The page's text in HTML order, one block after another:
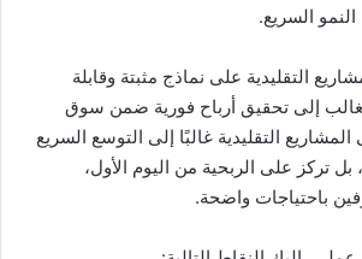
النمو السريع.
التقليدية على نماذج مثبتة وقابلة
إلى تحقيق أرباح فورية ضمن سوق
التقليدية غالبًا إلى التوسع السريع
بل تركز على الربحية من اليوم الأول،
باحتياجات واضحة.